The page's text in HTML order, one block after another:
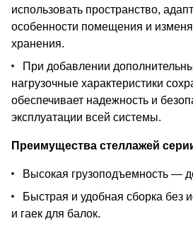
использовать пространство,
особенности помещения и
хранения.
При добавлении
нагрузочные характеристики
обеспечивает надежность и
эксплуатации всей системы.
Преимущества стеллажей
Высокая грузоподъемность —
Быстрая и удобная сборка без
и гаек для балок.